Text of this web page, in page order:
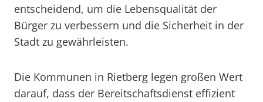
entscheidend, um die Lebensqualität der
Bürger zu verbessern und die Sicherheit in der
Stadt zu gewährleisten.
Die Kommunen in Rietberg legen großen Wert
darauf, dass der Bereitschaftsdienst effizient